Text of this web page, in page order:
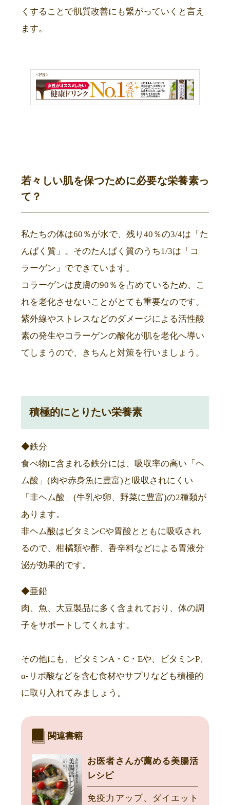
くすることで肌質改善にも繋がっていくと言え
ます。
<PR>
若々しい肌を保つために必要な栄養素っ
て？
私たちの体は60％が水で、残り40％の3/4は「た
んぱく質」。そのたんぱく質のうち1/3は「コ
ラーゲン」でできています。
コラーゲンは皮膚の90％を占めているため、こ
れを老化させないことがとても重要なのです。
紫外線やストレスなどのダメージによる活性酸
素の発生やコラーゲンの酸化が肌を老化へ導い
てしまうので、きちんと対策を行いましょう。
積極的にとりたい栄養素
◆鉄分
食べ物に含まれる鉄分には、吸収率の高い「ヘ
ム酸」(肉や赤身魚に豊富)と吸収されにくい
「非ヘム酸」(牛乳や卵、野菜に豊富)の2種類が
あります。
非ヘム酸はビタミンCや胃酸とともに吸収され
るので、柑橘類や酢、香辛料などによる胃液分
泌が効果的です。
◆亜鉛
肉、魚、大豆製品に多く含まれており、体の調
子をサポートしてくれます。
その他にも、ビタミンA・C・Eや、ビタミンP、
α-リポ酸などを含む食材やサプリなども積極的
に取り入れてみましょう。
関連書籍
お医者さんが薦める美腸活
レシピ
免疫力アップ、ダイエット